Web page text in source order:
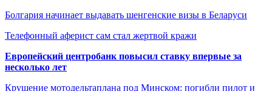
Болгария начинает выдавать шенгенские визы в Беларуси
Телефонный аферист сам стал жертвой кражи
Европейский центробанк повысил ставку впервые за
несколько лет
Крушение мотодельтаплана под Минском: погибли пилот и